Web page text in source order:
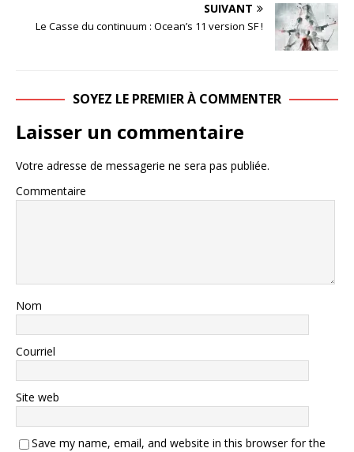
SUIVANT
Le Casse du continuum : Ocean’s 11 version SF !
SOYEZ LE PREMIER À COMMENTER
Laisser un commentaire
Votre adresse de messagerie ne sera pas publiée.
Commentaire
Nom
Courriel
Site web
Save my name, email, and website in this browser for the